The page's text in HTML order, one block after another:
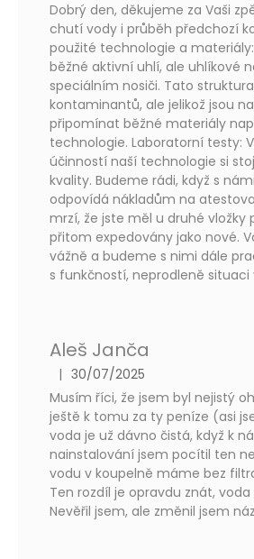
Dobrý den, děkujeme za Vaši
chutí vody i průběh předchozí
použité technologie a
běžné aktivní uhlí, ale uhlíkové
speciálním nosiči. Tato
kontaminantů, ale jelikož jsou
připomínat běžné materiály
technologie. Laboratorní testy:
účinností naší technologie si
kvality. Budeme rádi, když s
odpovídá nákladům na
mrzí, že jste měl u druhé
přitom expedovány jako nové.
vážně a budeme s nimi dále
s funkčností, neprodleně
Aleš Janča
The product rating is 5 out of 5
| 30/07/2025
Musím říci, že jsem byl nejistý
ještě k tomu za ty peníze (asi
voda je už dávno čistá, když k
nainstalování jsem pocítil ten
vodu v koupelně máme bez
Ten rozdíl je opravdu znát,
Nevěřil jsem, ale změnil jsem